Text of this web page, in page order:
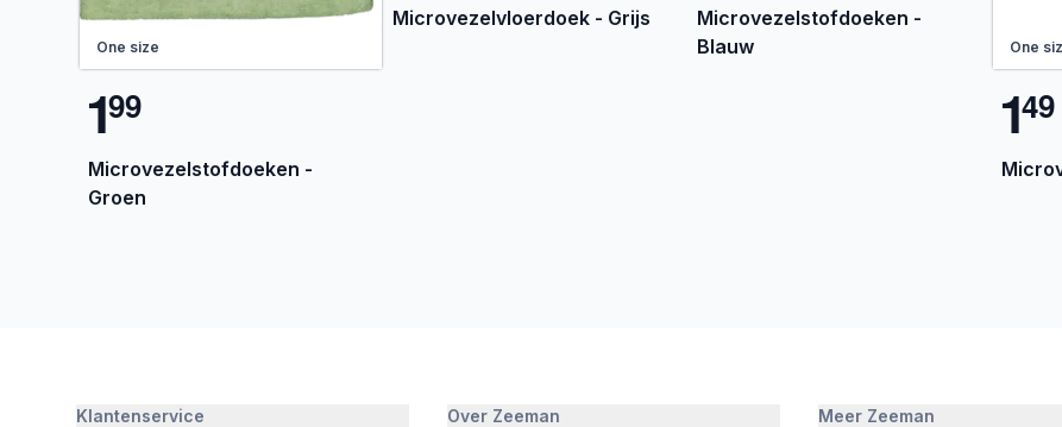
One size
199
Microvezelstofdoeken -
Groen
Microvezelvloerdoek - Grijs
Microvezelstofdoeken -
Blauw
One
149
Klantenservice Over Zeeman Meer Zeeman